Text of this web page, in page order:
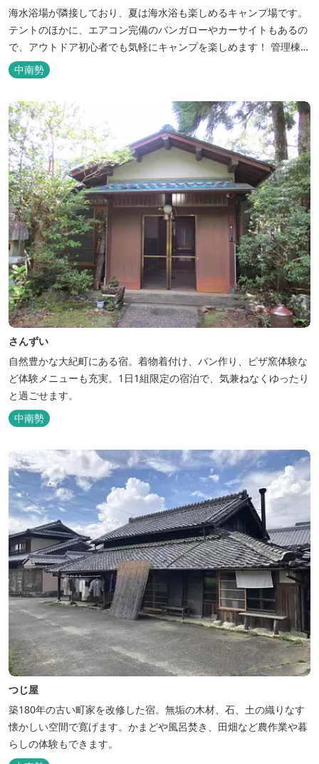
海水浴場が隣接しており、夏は海水浴も楽しめるキャンプ場です。
テントのほかに、エアコン完備のバンガローやカーサイトもあるの
で、アウトドア初心者でも気軽にキャンプを楽しめます！ 管理棟、
水道、冷水シャワー、温水シャワー（有料）、共同休憩所、炊事
場、水洗トイレ、毛布（有料）、駐車場（宿泊の場合は無料、デイ
利用の場合は有料）完備しています。
中南勢
さんずい
自然豊かな大紀町にある宿。着物着付け、パン作り、ピザ窯体験な
ど体験メニューも充実。1日1組限定の宿泊で、気兼ねなくゆったり
と過ごせます。
中南勢
つじ屋
築180年の古い町家を改修した宿。無垢の木材、石、土の織りなす
懐かしい空間で寛げます。かまどや風呂焚き、田畑など農作業や暮
らしの体験もできます。